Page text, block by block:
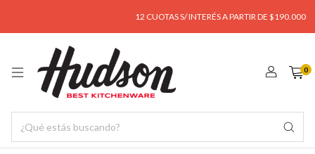
12 CUOTAS S/ INTERÉS A PARTIR DE $190.000
0